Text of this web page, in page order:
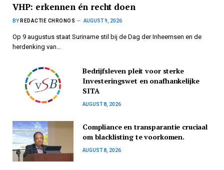
VHP: erkennen én recht doen
BY REDACTIE CHRONOS AUGUST 9, 2026
Op 9 augustus staat Suriname stil bij de Dag der Inheemsen en de
herdenking van…
Bedrijfsleven pleit voor sterke
Investeringswet en onafhankelijke
SITA
AUGUST 8, 2026
Compliance en transparantie cruciaal
om blacklisting te voorkomen.
AUGUST 8, 2026